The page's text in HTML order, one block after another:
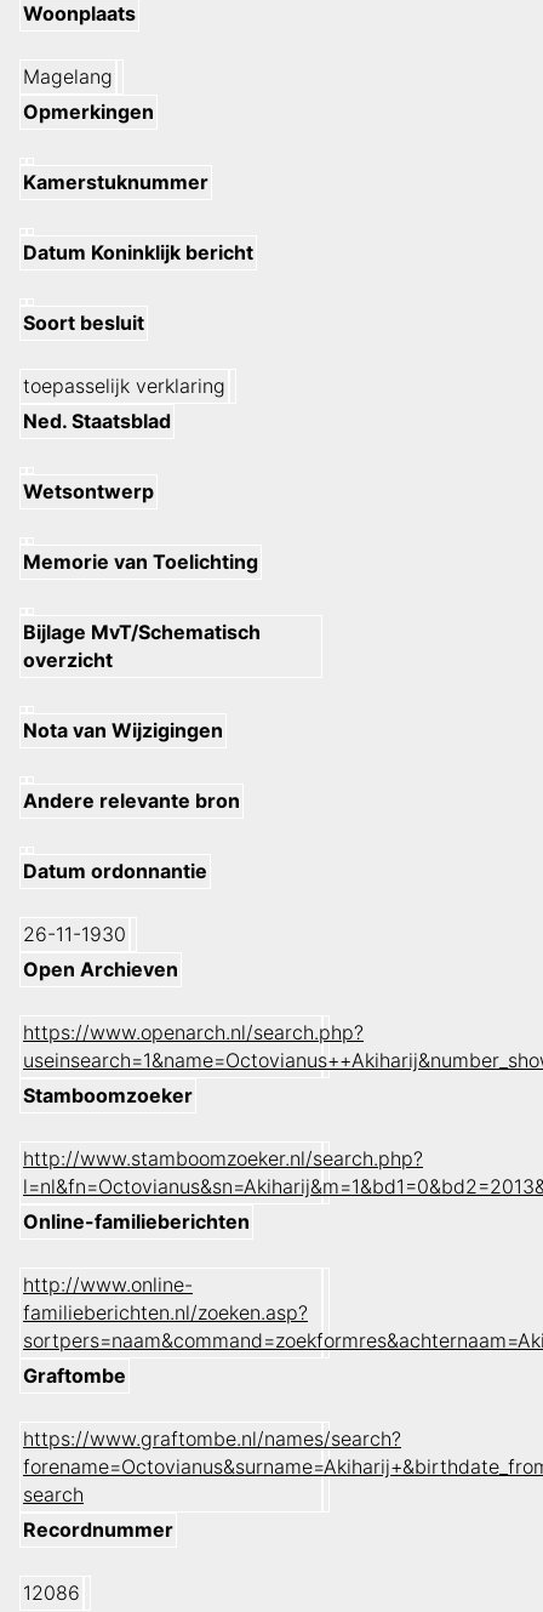
Woonplaats
Magelang
Opmerkingen
Kamerstuknummer
Datum Koninklijk bericht
Soort besluit
toepasselijk verklaring
Ned. Staatsblad
Wetsontwerp
Memorie van Toelichting
Bijlage MvT/Schematisch
overzicht
Nota van Wijzigingen
Andere relevante bron
Datum ordonnantie
26-11-1930
Open Archieven
https://www.openarch.nl/search.php?
Stamboomzoeker
http://www.stamboomzoeker.nl/search.php?
Online-familieberichten
http://www.online-
familieberichten.nl/zoeken.asp?
Graftombe
https://www.graftombe.nl/names/search?
search
Recordnummer
12086